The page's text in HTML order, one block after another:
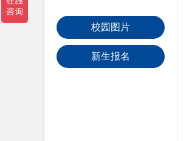
校园图片
新生报名